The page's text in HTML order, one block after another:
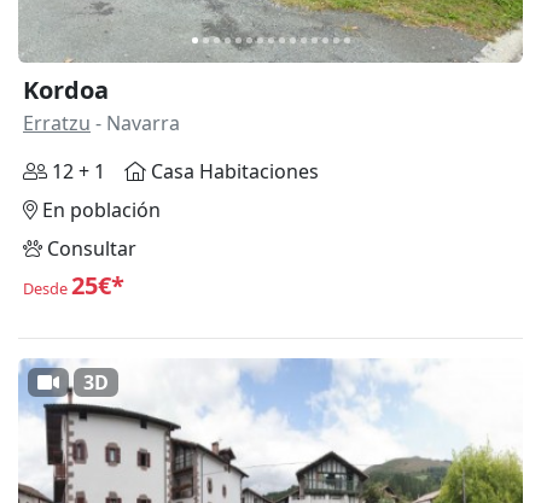
Kordoa
Erratzu - Navarra
12 + 1
Casa Habitaciones
En población
Consultar
Desde25€*
3D